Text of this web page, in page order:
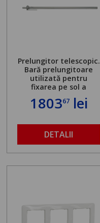
Prelungitor telescopic.
Bară prelungitoare
utilizată pentru
fixarea pe sol a
standului mașinii de
găurit în locul
maximă admisă de 500
kg și înălțime reglabilă
de la 1,8 la 2,9 m
180367lei
DETALII